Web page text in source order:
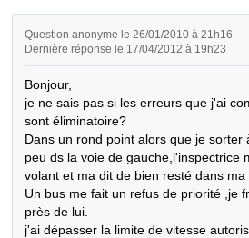
Question anonyme le 26/01/2010 à 21h16
Dernière réponse le 17/04/2012 à 19h23
Bonjour,
je ne sais pas si les erreurs que j'ai
sont éliminatoire?
Dans un rond point alors que je sorter
peu ds la voie de gauche,l'inspectrice
volant et ma dit de bien resté dans ma
Un bus me fait un refus de priorité ,je
près de lui.
j'ai dépasser la limite de vitesse